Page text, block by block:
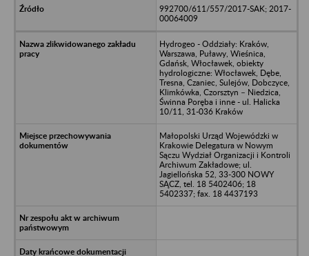
992700/611/557/2017-SAK; 2017-
00064009
Hydrogeo - Oddziały: Kraków,
Warszawa, Puławy, Wieśnica,
Gdańsk, Włocławek, obiekty
hydrologiczne: Włocławek, Dębe,
Tresna, Czaniec, Sulejów, Dobczyce,
Klimkówka, Czorsztyn – Niedzica,
Świnna Poręba i inne - ul. Halicka
10/11, 31-036 Kraków
Małopolski Urząd Wojewódzki w
Krakowie Delegatura w Nowym
Sączu Wydział Organizacji i Kontroli
Archiwum Zakładowe; ul.
Jagiellońska 52, 33-300 NOWY
SĄCZ, tel. 18 5402406; 18
5402337; fax. 18 4437193